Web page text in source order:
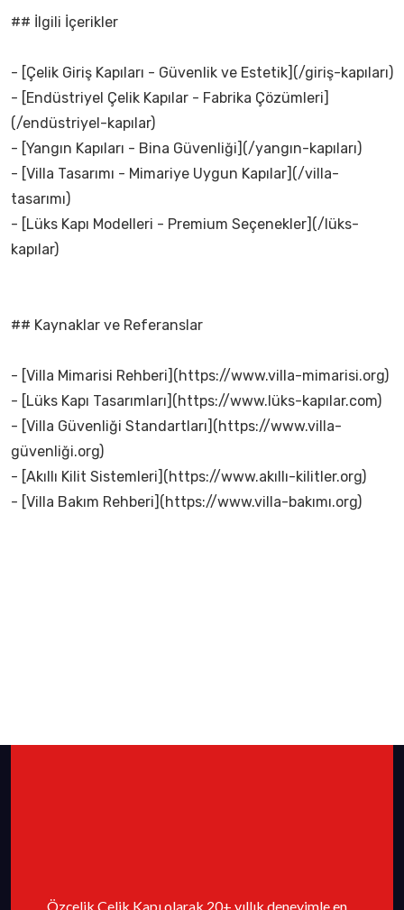
## İlgili İçerikler
- [Çelik Giriş Kapıları - Güvenlik ve Estetik](/giriş-kapıları)
- [Endüstriyel Çelik Kapılar - Fabrika Çözümleri]
(/endüstriyel-kapılar)
- [Yangın Kapıları - Bina Güvenliği](/yangın-kapıları)
- [Villa Tasarımı - Mimariye Uygun Kapılar](/villa-
tasarımı)
- [Lüks Kapı Modelleri - Premium Seçenekler](/lüks-
kapılar)
## Kaynaklar ve Referanslar
- [Villa Mimarisi Rehberi](https://www.villa-mimarisi.org)
- [Lüks Kapı Tasarımları](https://www.lüks-kapılar.com)
- [Villa Güvenliği Standartları](https://www.villa-
güvenliği.org)
- [Akıllı Kilit Sistemleri](https://www.akıllı-kilitler.org)
- [Villa Bakım Rehberi](https://www.villa-bakımı.org)
Özçelik Çelik Kapı olarak 20+ yıllık deneyimle en